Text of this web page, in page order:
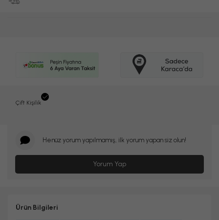
Çift Kişilik
Henüz yorum yapılmamış, ilk yorum yapan siz olun!
Yorum Yap
Ürün Bilgileri